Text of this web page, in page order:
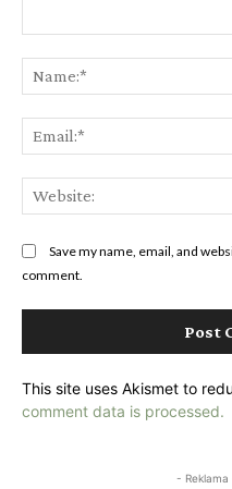
Save my name, email, and
comment.
This site uses Akismet to
comment data is processed.
- Reklama